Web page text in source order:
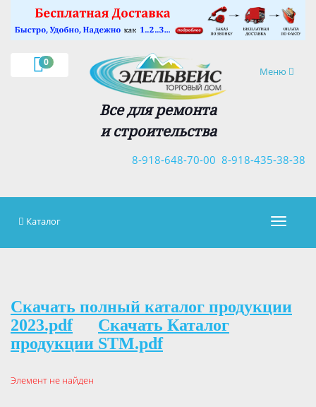
0
Навигация
Меню
Все для ремонта
и строительства
8-918-435-38-38
8-918-648-70-00
×
Каталог
Скачать полный каталог продукции
2023.pdf
Скачать Каталог
продукции STM.pdf
Элемент не найден